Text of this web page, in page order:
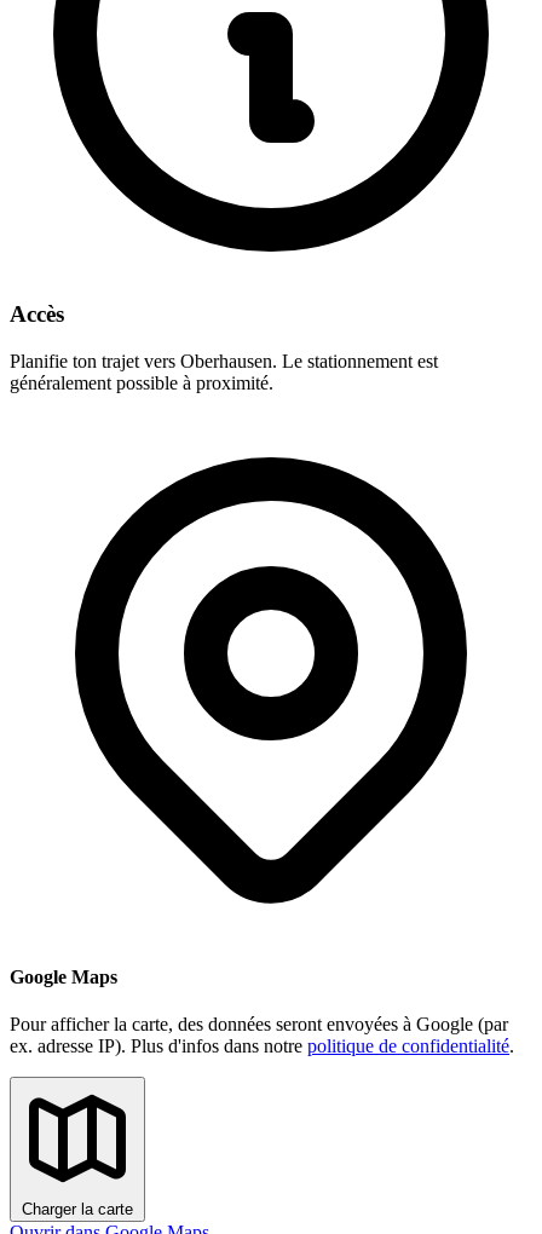
Accès
Planifie ton trajet vers Oberhausen. Le stationnement est
généralement possible à proximité.
Google Maps
Pour afficher la carte, des données seront envoyées à Google (par
ex. adresse IP). Plus d'infos dans notre politique de confidentialité.
Charger la carte